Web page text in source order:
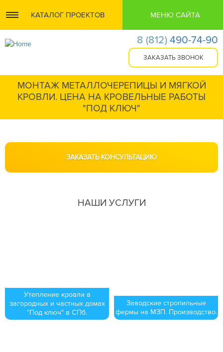
КАТАЛОГ ПРОЕКТОВ МЕНЮ САЙТА
8 (812) 490-74-90
МОНТАЖ МЕТАЛЛОЧЕРЕПИЦЫ И МЯГКОЙ
КРОВЛИ. ЦЕНА НА КРОВЕЛЬНЫЕ РАБОТЫ
"ПОД КЛЮЧ"
НАШИ УСЛУГИ
Утепление кровли в
загородных и частных домах
"Под ключ" в СПб.
Заводские стропильные
фермы на МЗП. Производство.